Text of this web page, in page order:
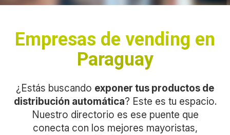
Empresas de vending en
Paraguay
¿Estás buscando exponer tus productos de
distribución automática? Este es tu espacio.
Nuestro directorio es ese puente que
conecta con los mejores mayoristas,